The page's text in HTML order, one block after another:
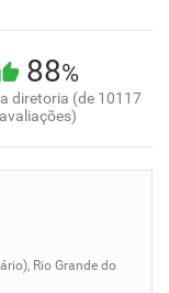
88%
diretoria (de 10117
avaliações)
Rio Grande do